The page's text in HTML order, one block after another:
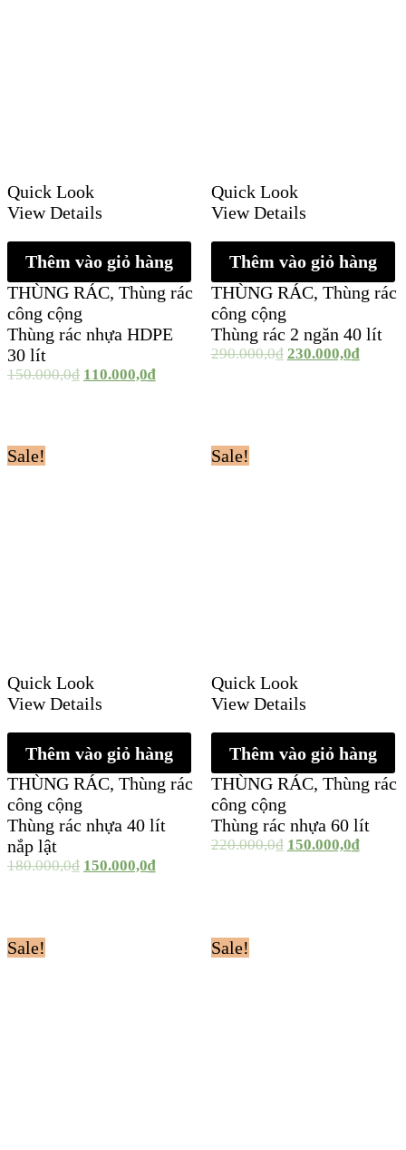
Quick Look
View Details
Thêm vào giỏ hàng
THÙNG RÁC, Thùng rác
công cộng
Thùng rác nhựa HDPE
30 lít
150.000,0₫ 110.000,0₫
Quick Look
View Details
Thêm vào giỏ hàng
THÙNG RÁC, Thùng rác
công cộng
Thùng rác 2 ngăn 40 lít
290.000,0₫ 230.000,0₫
Sale!
Quick Look
View Details
Thêm vào giỏ hàng
THÙNG RÁC, Thùng rác
công cộng
Thùng rác nhựa 40 lít
nắp lật
180.000,0₫ 150.000,0₫
Sale!
Quick Look
View Details
Thêm vào giỏ hàng
THÙNG RÁC, Thùng rác
công cộng
Thùng rác nhựa 60 lít
220.000,0₫ 150.000,0₫
Sale! Sale!